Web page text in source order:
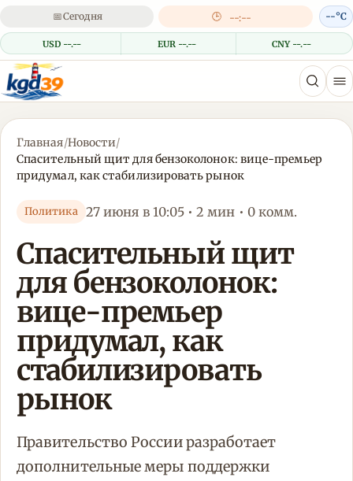
📅Сегодня 🕒 --:--
USD --.-- EUR --.-- CNY --.--
--°C
Главная/Новости/
Спасительный щит для бензоколонок: вице-премьер
придумал, как стабилизировать рынок
Политика 27 июня в 10:05 • 2 мин • 0 комм.
Спасительный щит
для бензоколонок:
вице-премьер
придумал, как
стабилизировать
рынок
Правительство России разработает
дополнительные меры поддержки